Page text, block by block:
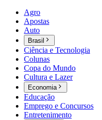
Agro
Apostas
Auto
Brasil
Ciência e Tecnologia
Colunas
Copa do Mundo
Cultura e Lazer
Economia
Educação
Emprego e Concursos
Entretenimento